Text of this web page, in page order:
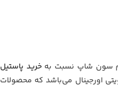
سون شاپ نسبت بهخرید پاستیل
اورجینال می‌باشد که محصولات